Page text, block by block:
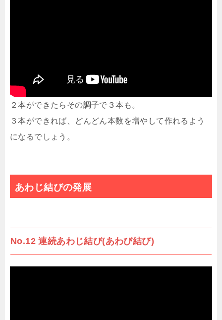
２本ができたらその調子で３本も。
３本ができれば、どんどん本数を増やして作れるよう
になるでしょう。
あわじ結びの発展
No.12 連続あわじ結び(あわび結び)